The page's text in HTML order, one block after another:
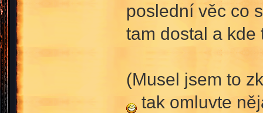
poslední věc co
tam dostal a kde
(Musel jsem to
tak omluvte